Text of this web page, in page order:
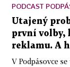
PODCAST
Utajený
první volby,
reklamu. A
V Podpásovce